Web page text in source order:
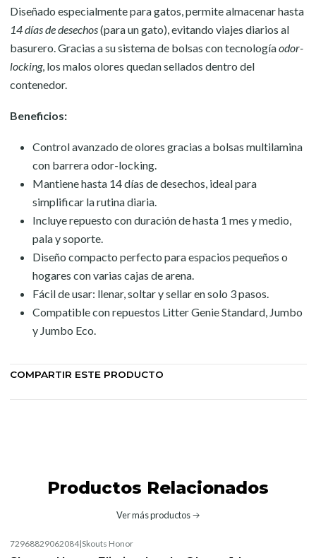
Diseñado especialmente para gatos, permite almacenar hasta
14 días de desechos(para un gato), evitando viajes diarios al
basurero. Gracias a su sistema de bolsas con tecnologíaodor-
locking, los malos olores quedan sellados dentro del
contenedor.
Beneficios:
Control avanzado de olores gracias a bolsas multilamina
con barrera odor-locking.
Mantiene hasta 14 días de desechos, ideal para
simplificar la rutina diaria.
Incluye repuesto con duración de hasta 1 mes y medio,
pala y soporte.
Diseño compacto perfecto para espacios pequeños o
hogares con varias cajas de arena.
Fácil de usar: llenar, soltar y sellar en solo 3 pasos.
Compatible con repuestos Litter Genie Standard, Jumbo
y Jumbo Eco.
COMPARTIR ESTE PRODUCTO
Productos Relacionados
Ver más productos
72968829062084|Skouts Honor